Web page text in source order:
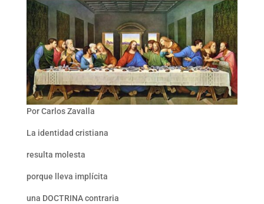
Por Carlos Zavalla
La identidad cristiana
resulta molesta
porque lleva implícita
una DOCTRINA contraria